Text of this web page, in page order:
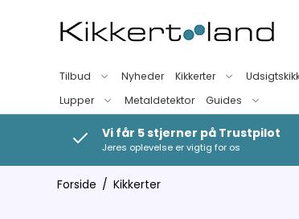
Tilbud Nyheder Kikkerter
Lupper
Metaldetektor Guides
Vi får 5 stjerner på Trustpilot
Jeres oplevelse er vigtig for os
Forside / Kikkerter